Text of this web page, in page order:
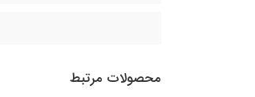
محصولات مرتبط